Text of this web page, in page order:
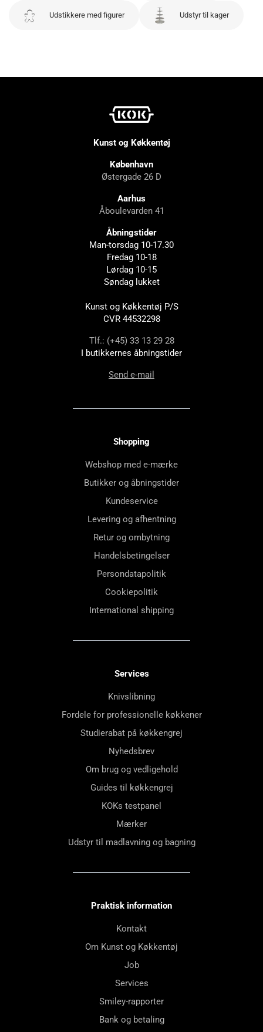
Udstikkere med figurer Udstyr til kager
Kunst og Køkkentøj
København
Østergade 26 D
Aarhus
Åboulevarden 41
Åbningstider
Man-torsdag 10-17.30
Fredag 10-18
Lørdag 10-15
Søndag lukket
Kunst og Køkkentøj P/S
CVR 44532298
Tlf.: (+45) 33 13 29 28
I butikkernes åbningstider
Send e-mail
Shopping
Webshop med e-mærke
Butikker og åbningstider
Kundeservice
Levering og afhentning
Retur og ombytning
Handelsbetingelser
Persondatapolitik
Cookiepolitik
International shipping
Services
Knivslibning
Fordele for professionelle køkkener
Studierabat på køkkengrej
Nyhedsbrev
Om brug og vedligehold
Guides til køkkengrej
KOKs testpanel
Mærker
Udstyr til madlavning og bagning
Praktisk information
Kontakt
Om Kunst og Køkkentøj
Job
Services
Smiley-rapporter
Bank og betaling